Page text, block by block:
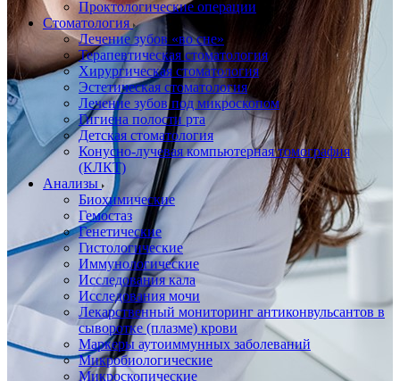
Проктологические операции
Стоматология
Лечение зубов «во сне»
Терапевтическая стоматология
Хирургическая стоматология
Эстетическая стоматология
Лечение зубов под микроскопом
Гигиена полости рта
Детская стоматология
Конусно-лучевая компьютерная томография
(КЛКТ)
Анализы
Биохимические
Гемостаз
Генетические
Гистологические
Иммунологические
Исследования кала
Исследования мочи
Лекарственный мониторинг антиконвульсантов в
сыворотке (плазме) крови
Маркеры аутоиммунных заболеваний
Микробиологические
Микроскопические